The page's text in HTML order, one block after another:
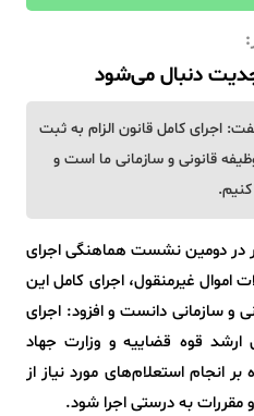
جدیت دنبال می‌شود
اجرای کامل قانون الزام به ثبت
قانونی و سازمانی ما است و
در دومین نشست هماهنگی اجرای
اموال غیرمنقول، اجرای کامل این
و سازمانی دانست و افزود: اجرای
ارشد قوه قضاییه و وزارت جهاد
انجام استعلام‌های مورد نیاز از
مقررات به درستی اجرا شود.